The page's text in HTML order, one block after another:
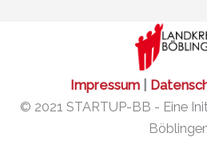
Impressum
© 2021 STARTUP-BB - Eine